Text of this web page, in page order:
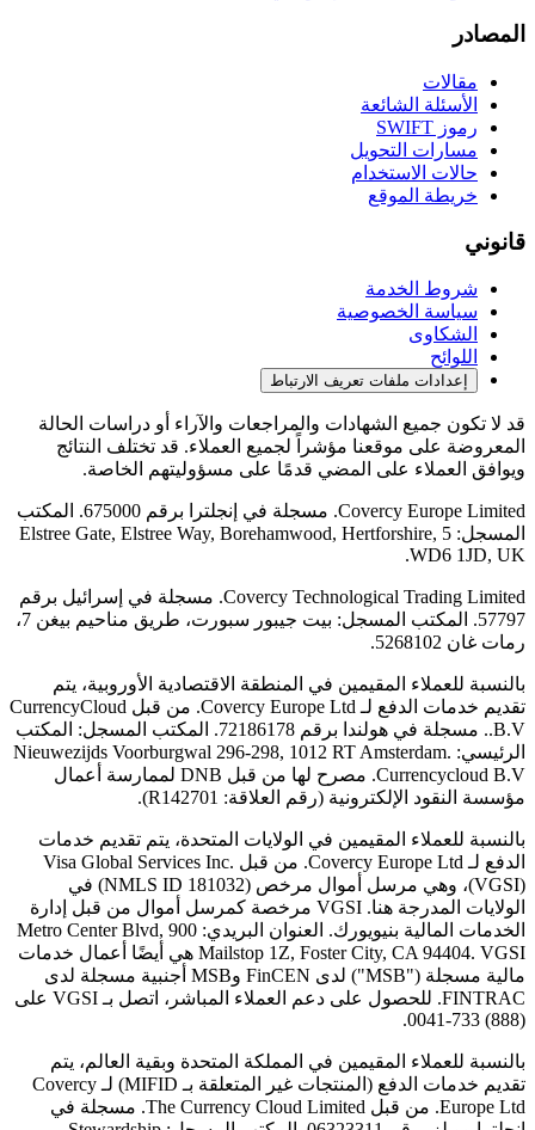
المصادر
مقالات
الأسئلة الشائعة
رموز SWIFT
مسارات التحويل
حالات الاستخدام
خريطة الموقع
قانوني
شروط الخدمة
سياسة الخصوصية
الشكاوى
اللوائح
إعدادات ملفات تعريف الارتباط
قد لا تكون جميع الشهادات والمراجعات والآراء أو دراسات الحالة
المعروضة على موقعنا مؤشراً لجميع العملاء. قد تختلف النتائج
ويوافق العملاء على المضي قدمًا على مسؤوليتهم الخاصة.
Covercy Europe Limited. مسجلة في إنجلترا برقم 675000. المكتب
المسجل: 5 Elstree Gate, Elstree Way, Borehamwood, Hertforshire,
WD6 1JD, UK.
Covercy Technological Trading Limited. مسجلة في إسرائيل برقم
57797. المكتب المسجل: بيت جيبور سبورت، طريق مناحيم بيغن 7،
رمات غان 5268102.
بالنسبة للعملاء المقيمين في المنطقة الاقتصادية الأوروبية، يتم
تقديم خدمات الدفع لـ Covercy Europe Ltd. من قبل CurrencyCloud
B.V.. مسجلة في هولندا برقم 72186178. المكتب المسجل: المكتب
الرئيسي: Nieuwezijds Voorburgwal 296-298, 1012 RT Amsterdam.
Currencycloud B.V. مصرح لها من قبل DNB لممارسة أعمال
مؤسسة النقود الإلكترونية (رقم العلاقة: R142701).
بالنسبة للعملاء المقيمين في الولايات المتحدة، يتم تقديم خدمات
الدفع لـ Covercy Europe Ltd. من قبل Visa Global Services Inc.
(VGSI)، وهي مرسل أموال مرخص (NMLS ID 181032) في
الولايات المدرجة هنا. VGSI مرخصة كمرسل أموال من قبل إدارة
الخدمات المالية بنيويورك. العنوان البريدي: 900 Metro Center Blvd,
Mailstop 1Z, Foster City, CA 94404. VGSI هي أيضًا أعمال خدمات
مالية مسجلة ("MSB") لدى FinCEN وMSB أجنبية مسجلة لدى
FINTRAC. للحصول على دعم العملاء المباشر، اتصل بـ VGSI على
(888) 733-0041.
بالنسبة للعملاء المقيمين في المملكة المتحدة وبقية العالم، يتم
تقديم خدمات الدفع (المنتجات غير المتعلقة بـ MIFID) لـ Covercy
Europe Ltd. من قبل The Currency Cloud Limited. مسجلة في